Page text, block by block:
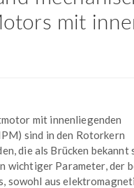
mit
mit innenliegenden
sind in den Rotorkern
die als Brücken bekannt
wichtiger Parameter, der
sowohl aus